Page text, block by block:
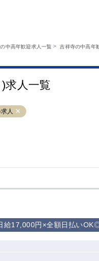
中高年歓迎求人一覧 >吉祥寺の中高年
求人一覧
人
給17,000円×全額日払い
池袋
新橋
町田
赤羽
宿